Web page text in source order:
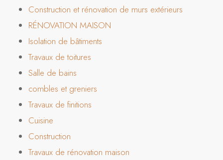
Construction et rénovation de murs extérieurs
RÉNOVATION MAISON
Isolation de bâtiments
Travaux de toitures
Salle de bains
combles et greniers
Travaux de finitions
Cuisine
Construction
Travaux de rénovation maison